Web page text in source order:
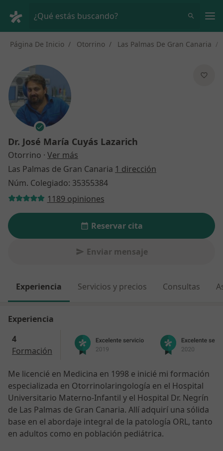
¿Qué estás buscando?
Página De Inicio Otorrino Las Palmas De Gran Canaria
Dr. José María Cuyás Lazarich
Otorrino · Ver más
Las Palmas de Gran Canaria 1 dirección
Núm. Colegiado: 35355384
1189 opiniones
Reservar cita
Enviar mensaje
Experiencia Servicios y precios Consultas
Experiencia
4
Formación
Me licencié en Medicina en 1998 e inicié mi formación
especializada en Otorrinolaringología en el Hospital
Universitario Materno-Infantil y el Hospital Dr. Negrín
de Las Palmas de Gran Canaria. Allí adquirí una sólida
base en el abordaje integral de la patología ORL, tanto
en adultos como en población pediátrica.